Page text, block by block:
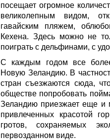
посещает огромное
великолепным видом,
гавайским пляжем,
Кехена. Здесь можно не
поиграть с дельфинами, с
С каждым годом все
Новую Зеландию. В
стран съезжаются сюда,
обществе попробовать
Зеландию приезжает еще и
привлеченных красотой
гротов, сохраняемых
первозданном виде.